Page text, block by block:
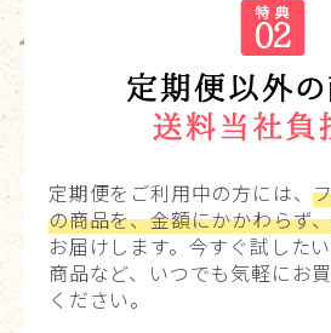
定期便をご利用中の方には、
の商品を、金額にかかわらず
お届けします。今すぐ試した
商品など、いつでも気軽にお
ください。